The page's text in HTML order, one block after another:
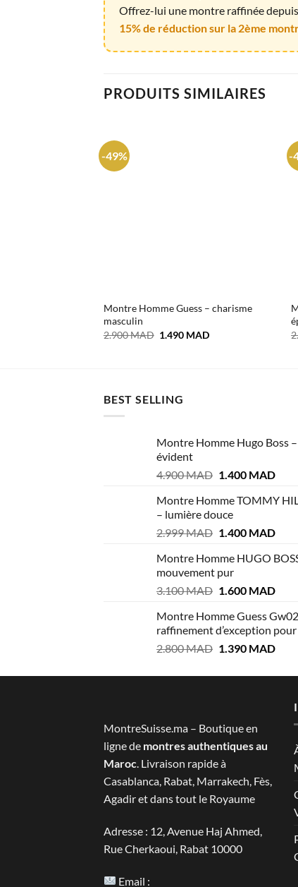
Offrez-lui une montre raffinée depuis
15% de réduction sur la 2ème
PRODUITS SIMILAIRES
-49%
Montre Homme Guess – charisme
masculin
2.900MAD Le
1.490 MADLe
-
BEST SELLING
Montre Homme Hugo Boss
évident
4.900MAD Le
initial
était :
4.900 MAD.
1.400 MADLe
Montre Homme TOMMY
– lumière douce
2.999MAD Le
initial
était :
2.999 MAD.
1.400 MADLe
Montre Homme HUGO
mouvement pur
3.100MAD Le
initial
était :
3.100 MAD.
1.600 MADLe
est :
Montre Homme Guess
raffinement d’exception
2.800MAD Le
initial
1.390 MADLe
MontreSuisse.ma – Boutique en
ligne de montres authentiques au
Maroc. Livraison rapide à
Casablanca, Rabat, Marrakech, Fès,
Agadir et dans tout le Royaume
Adresse : 12, Avenue Haj Ahmed,
Rue Cherkaoui, Rabat 10000
Email :